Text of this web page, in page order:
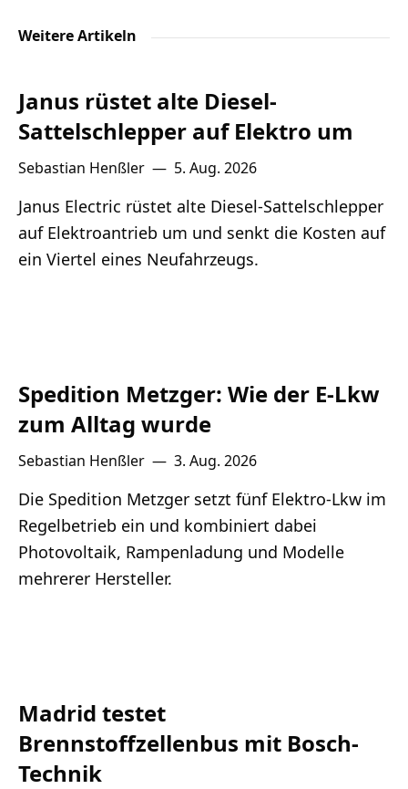
Weitere Artikeln
Janus rüstet alte Diesel-
Sattelschlepper auf Elektro um
Sebastian Henßler — 5. Aug. 2026
Janus Electric rüstet alte Diesel-Sattelschlepper
auf Elektroantrieb um und senkt die Kosten auf
ein Viertel eines Neufahrzeugs.
Spedition Metzger: Wie der E-Lkw
zum Alltag wurde
Sebastian Henßler — 3. Aug. 2026
Die Spedition Metzger setzt fünf Elektro-Lkw im
Regelbetrieb ein und kombiniert dabei
Photovoltaik, Rampenladung und Modelle
mehrerer Hersteller.
Madrid testet
Brennstoffzellenbus mit Bosch-
Technik